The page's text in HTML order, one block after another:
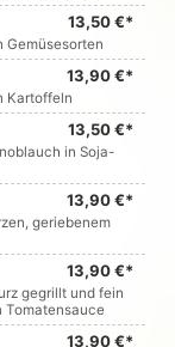
13,50 €*
Gemüsesorten
13,90 €*
Kartoffeln
13,50 €*
in Soja-
13,90 €*
geriebenem
13,90 €*
gegrillt und fein
Tomatensauce
13,90 €*